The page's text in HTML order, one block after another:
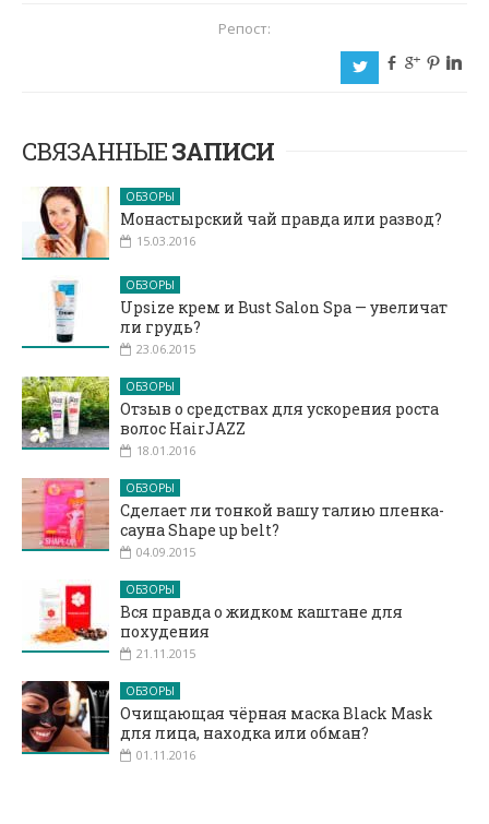
Репост:
a b c d j
СВЯЗАННЫЕЗАПИСИ
ОБЗОРЫ
Монастырский чай правда или развод?
15.03.2016
ОБЗОРЫ
Upsize крем и Bust Salon Spa — увеличат
ли грудь?
23.06.2015
ОБЗОРЫ
Отзыв о средствах для ускорения роста
волос HairJAZZ
18.01.2016
ОБЗОРЫ
Сделает ли тонкой вашу талию пленка-
сауна Shape up belt?
04.09.2015
ОБЗОРЫ
Вся правда о жидком каштане для
похудения
21.11.2015
ОБЗОРЫ
Очищающая чёрная маска Black Mask
для лица, находка или обман?
01.11.2016